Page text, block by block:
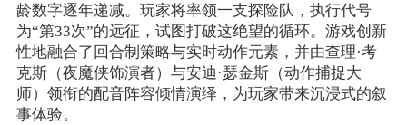
龄数字逐年递减。玩家将率领一支探险队，执行代号
为“第33次”的远征，试图打破这绝望的循环。游戏创新
性地融合了回合制策略与实时动作元素，并由查理·考
克斯（夜魔侠饰演者）与安迪·瑟金斯（动作捕捉大
师）领衔的配音阵容倾情演绎，为玩家带来沉浸式的叙
事体验。